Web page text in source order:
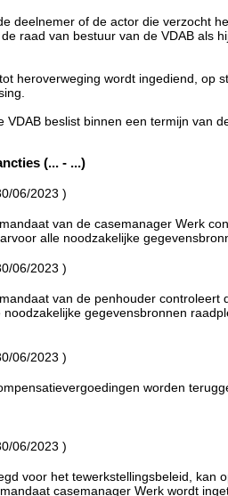
deelnemer of de actor die verzocht
raad van bestuur van de VDAB als
heroverweging wordt ingediend, op
VDAB beslist binnen een termijn van
(... - ...)
06/2023 )
van de casemanager Werk
alle noodzakelijke
06/2023 )
van de penhouder
noodzakelijke gegevensbronnen
06/2023 )
worden
06/2023 )
voor het tewerkstellingsbeleid,
casemanager Werk wordt